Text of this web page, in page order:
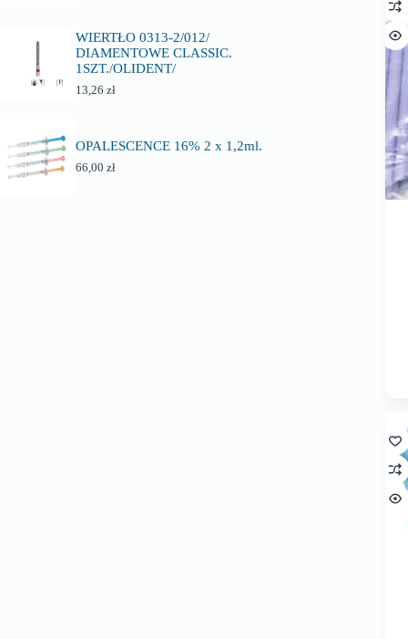
WIERTŁO 0313-2/012/
DIAMENTOWE CLASSIC.
1SZT./OLIDENT/
13,26zł
OPALESCENCE 16% 2 x 1,2ml.
66,00zł